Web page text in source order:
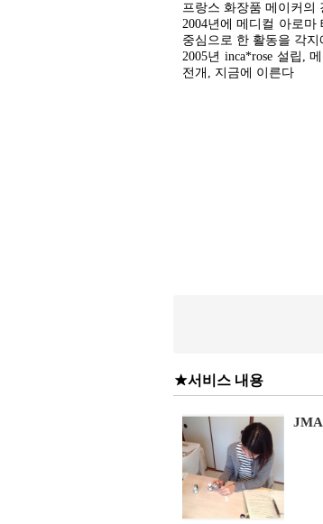
프랑스 화장품 메이커의
2004년에 메디컬 아로
중심으로 한 활동을 각
2005년 inca*rose 설립,
전개, 지금에 이른다
서비스 내용